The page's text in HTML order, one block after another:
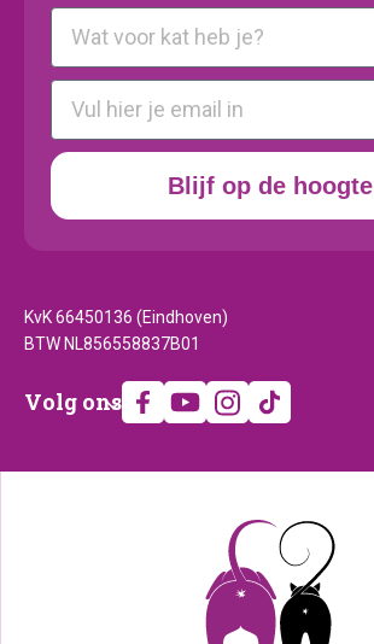
Kattenras
E-mail
Blijf op de hoogte
KvK 66450136 (Eindhoven)
BTW NL856558837B01
Volg
Volg ons